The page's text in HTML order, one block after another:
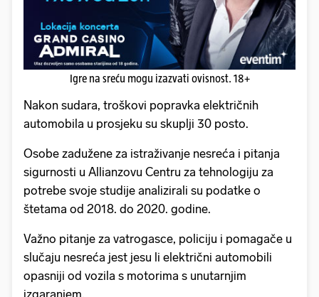
Igre na sreću mogu izazvati ovisnost. 18+
Nakon sudara, troškovi popravka električnih
automobila u prosjeku su skuplji 30 posto.
Osobe zadužene za istraživanje nesreća i pitanja
sigurnosti u Allianzovu Centru za tehnologiju za
potrebe svoje studije analizirali su podatke o
štetama od 2018. do 2020. godine.
Važno pitanje za vatrogasce, policiju i pomagače u
slučaju nesreća jest jesu li električni automobili
opasniji od vozila s motorima s unutarnjim
izgaranjem.